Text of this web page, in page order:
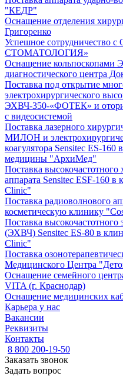
"КЕДР"
Оснащение отделения
Григоренко
Успешное
СТОМАТОЛОГИЯ»
Оснащение кольпоскопами
диагностического центра
Поставка под открытие
электрохирургического
ЭХВЧ-350-«ФОТЕК» и
с видеосистемой
Поставка лазерного
МИЛОН и
коагулятора Sensitec ES-
медицины "АрхиМед"
Поставка высокочастотного
аппарата Sensitec ESF-160
Clinic"
Поставка радиоволнового
косметическую клинику
Поставка высокочастотного
(ЭХВЧ) Sensitec ES-80 в
Clinic"
Поставка
Медицинского Центра
Оснащение семейного
VITA (г. Краснодар)
Оснащение медицинских
Карьера у нас
Вакансии
Реквизиты
Контакты
8 800 200-19-50
Заказать звонок
Задать вопрос